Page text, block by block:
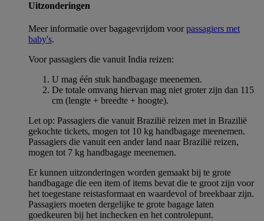
Uitzonderingen
Meer informatie over bagagevrijdom voorpassagiers met
baby's.
Voor passagiers die vanuit India reizen:
U mag één stuk handbagage meenemen.
De totale omvang hiervan mag niet groter zijn dan 115
cm (lengte + breedte + hoogte).
Let op: Passagiers die vanuit Brazilië reizen met in Brazilië
gekochte tickets, mogen tot 10 kg handbagage meenemen.
Passagiers die vanuit een ander land naar Brazilië reizen,
mogen tot 7 kg handbagage meenemen.
Er kunnen uitzonderingen worden gemaakt bij te grote
handbagage die een item of items bevat die te groot zijn voor
het toegestane reistasformaat en waardevol of breekbaar zijn.
Passagiers moeten dergelijke te grote bagage laten
goedkeuren bij het inchecken en het controlepunt.